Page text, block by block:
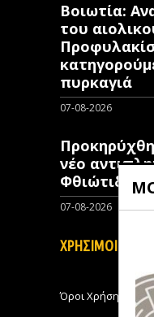
Βοιωτία:
του
πυρκαγιά
07-08-2026
νέo
Φθιώτιδα
07-08-2026
ΧΡΗΣΙΜΟΙ
Όροι Χρήσης